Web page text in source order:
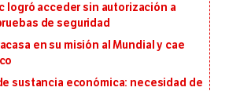
logró acceder sin autorización a
de seguridad
en su misión al Mundial y cae
sustancia económica: necesidad de